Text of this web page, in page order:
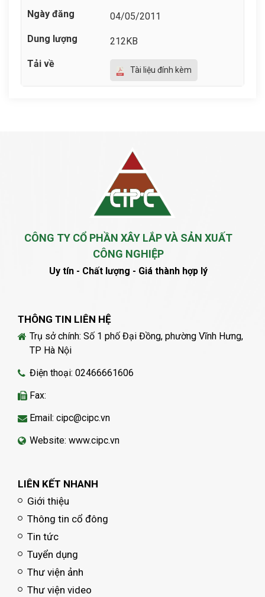
04/05/2011
212KB
Tài liệu đính kèm
CÔNG TY CỔ PHẦN XÂY LẮP VÀ SẢN XUẤT
CÔNG NGHIỆP
Uy tín - Chất lượng - Giá thành hợp lý
THÔNG TIN LIÊN HỆ
Trụ sở chính: Số 1 phố Đại Đồng, phường Vĩnh Hưng,
TP Hà Nội
Điện thoại: 02466661606
Fax:
Email: cipc@cipc.vn
Website: www.cipc.vn
LIÊN KẾT NHANH
Giới thiệu
Thông tin cổ đông
Tin tức
Tuyển dụng
Thư viện ảnh
Thư viện video